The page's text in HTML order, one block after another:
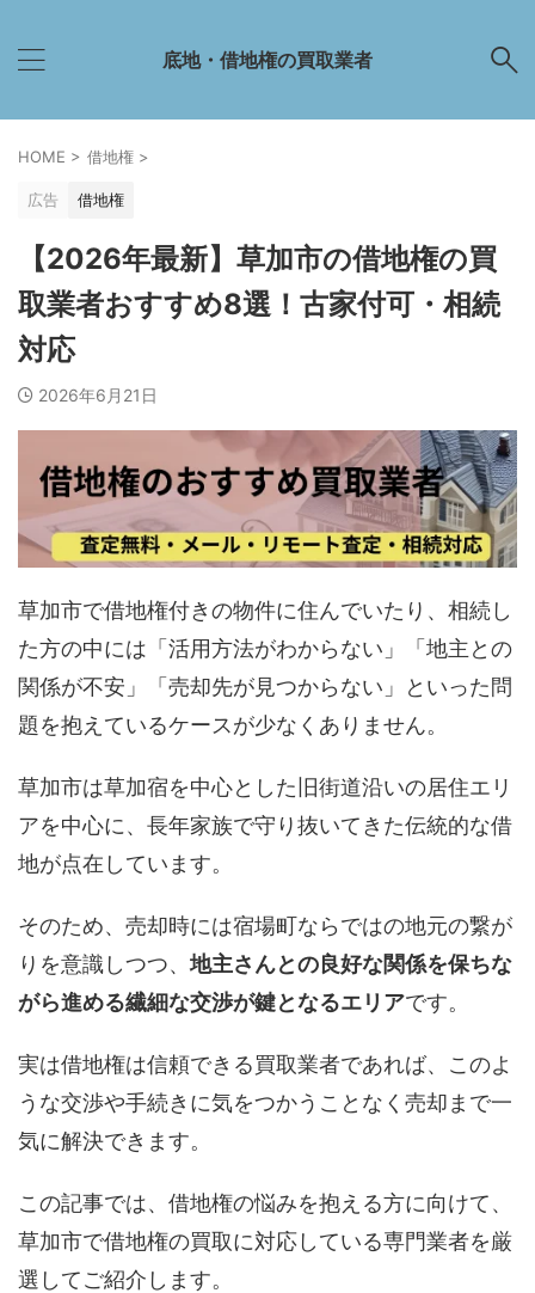
底地・借地権の買取業者
HOME > 借地権 >
広告 借地権
【2026年最新】草加市の借地権の買
取業者おすすめ8選！古家付可・相続
対応
2026年6月21日
草加市で借地権付きの物件に住んでいたり、相続し
た方の中には「活用方法がわからない」「地主との
関係が不安」「売却先が見つからない」といった問
題を抱えているケースが少なくありません。
草加市は草加宿を中心とした旧街道沿いの居住エリ
アを中心に、長年家族で守り抜いてきた伝統的な借
地が点在しています。
そのため、売却時には宿場町ならではの地元の繋が
りを意識しつつ、地主さんとの良好な関係を保ちな
がら進める繊細な交渉が鍵となるエリアです。
実は借地権は信頼できる買取業者であれば、このよ
うな交渉や手続きに気をつかうことなく売却まで一
気に解決できます。
この記事では、借地権の悩みを抱える方に向けて、
草加市で借地権の買取に対応している専門業者を厳
選してご紹介します。